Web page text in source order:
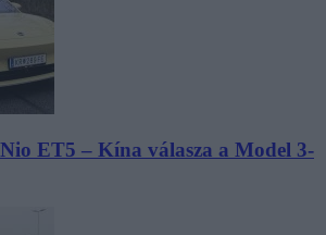
ET5 – Kína válasza a Model 3-